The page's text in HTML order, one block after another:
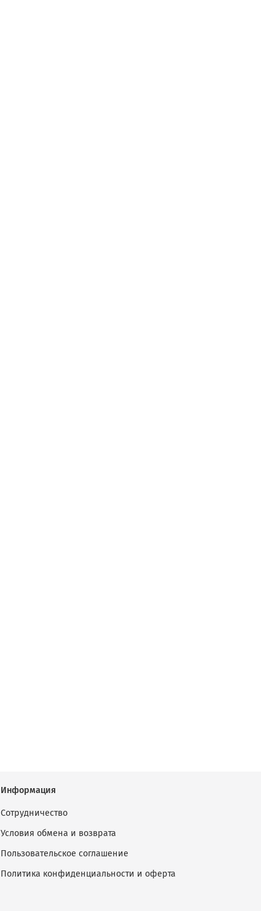
Информация
Сотрудничество
Условия обмена и возврата
Пользовательское соглашение
Политика конфиденциальности и оферта